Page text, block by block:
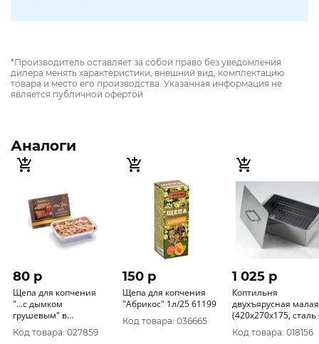
*Производитель оставляет за собой право без уведомления
дилера менять характеристики, внешний вид, комплектацию
товара и место его производства. Указанная информация не
является публичной офертой
Аналоги
80 p
Щепа для копчения
"...с дымком
грушевым" в
алюминевом лотке
Код товара: 027859
150 p
Щепа для копчения
"Абрикос" 1л/25 61199
Код товара: 036665
1 025 p
Коптильня
двухъярусная малая
(420x270x175, сталь 0,
Код товара: 018156